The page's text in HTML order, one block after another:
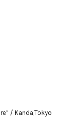
/ Kanda,Tokyo